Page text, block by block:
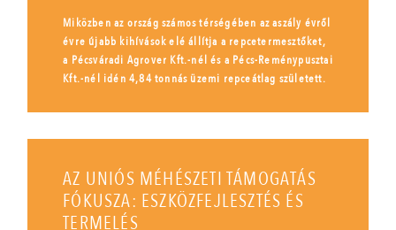
Miközben az ország számos térségében az aszály évről
évre újabb kihívások elé állítja a repcetermesztőket,
a Pécsváradi Agrover Kft.-nél és a Pécs-Reménypusztai
Kft.-nél idén 4,84 tonnás üzemi repceátlag született.
AZ UNIÓS MÉHÉSZETI TÁMOGATÁS
FÓKUSZA: ESZKÖZFEJLESZTÉS ÉS
TERMELÉS